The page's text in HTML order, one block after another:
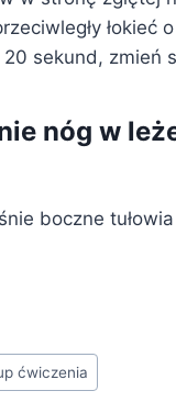
łokieć
sekund, zmień
nóg w
boczne
ćwiczenia